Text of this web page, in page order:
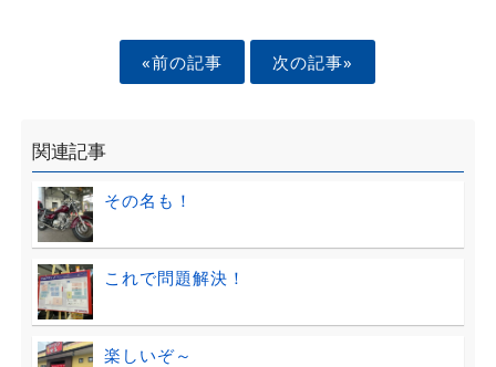
«前の記事 次の記事»
関連記事
その名も！
これで問題解決！
楽しいぞ～